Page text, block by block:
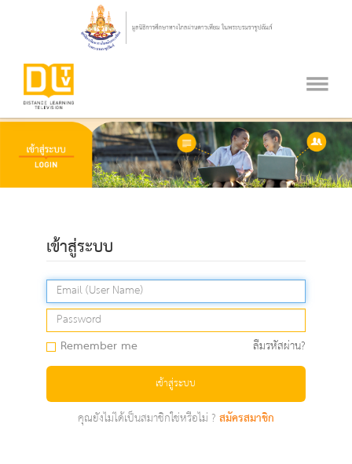
เข้าสู่ระบบ
Remember me ลืมรหัสผ่าน?
เข้าสู่ระบบ
คุณยังไม่ได้เป็นสมาชิกใช่หรือไม่ ?สมัครสมาชิก